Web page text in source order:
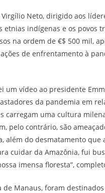
Neto, dirigido aos
etnias indígenas e os povos
na ordem de €$ 500 mil,
de enfrentamento à
um vídeo ao presidente
da pandemia em
carregam uma cultura
pelo contrário, são
além do desmatamento que
cuidar da Amazônia, fui
imensa floresta”,
Manaus, foram